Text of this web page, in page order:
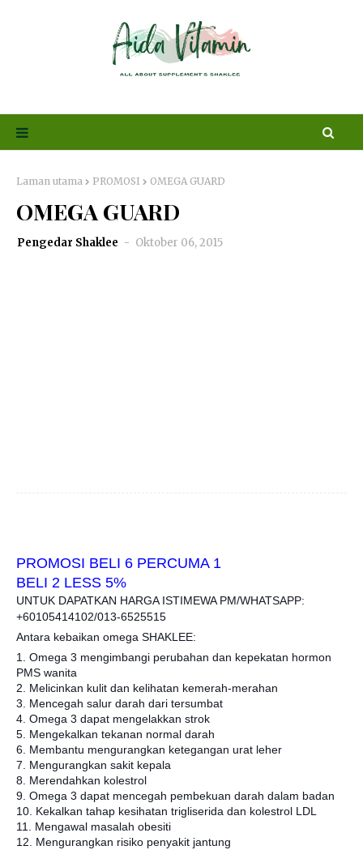
Laman utama PROMOSI OMEGA GUARD
OMEGA GUARD
Pengedar Shaklee Oktober 06, 2015
PROMOSI BELI 6 PERCUMA 1
BELI 2 LESS 5%
UNTUK DAPATKAN HARGA ISTIMEWA PM/WHATSAPP:
+60105414102/013-6525515
Antara kebaikan omega SHAKLEE:
1. Omega 3 mengimbangi perubahan dan kepekatan hormon
PMS wanita
2. Melicinkan kulit dan kelihatan kemerah-merahan
3. Mencegah salur darah dari tersumbat
4. Omega 3 dapat mengelakkan strok
5. Mengekalkan tekanan normal darah
6. Membantu mengurangkan ketegangan urat leher
7. Mengurangkan sakit kepala
8. Merendahkan kolestrol
9. Omega 3 dapat mencegah pembekuan darah dalam badan
10. Kekalkan tahap kesihatan trigliserida dan kolestrol LDL
11. Mengawal masalah obesiti
12. Mengurangkan risiko penyakit jantung